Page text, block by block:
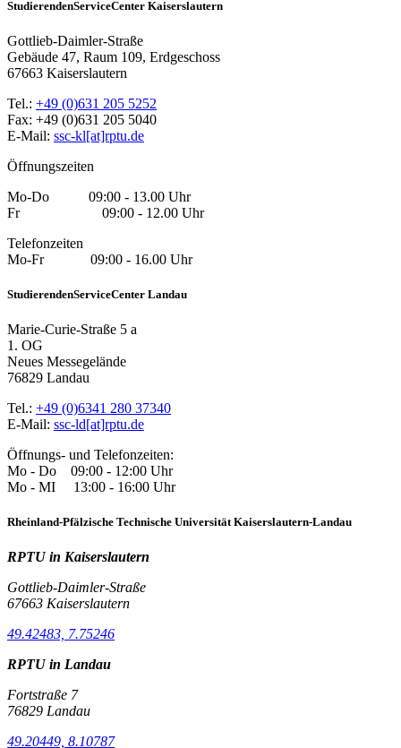
StudierendenServiceCenter Kaiserslautern
Gottlieb-Daimler-Straße
Gebäude 47, Raum 109, Erdgeschoss
67663 Kaiserslautern
Tel.: +49 (0)631 205 5252
Fax: +49 (0)631 205 5040
E-Mail: ssc-kl[at]rptu.de
Öffnungszeiten
Mo-Do 09:00 - 13.00 Uhr
Fr 09:00 - 12.00 Uhr
Telefonzeiten
Mo-Fr 09:00 - 16.00 Uhr
StudierendenServiceCenter Landau
Marie-Curie-Straße 5 a
1. OG
Neues Messegelände
76829 Landau
Tel.: +49 (0)6341 280 37340
E-Mail: ssc-ld[at]rptu.de
Öffnungs- und Telefonzeiten:
Mo - Do 09:00 - 12:00 Uhr
Mo - MI 13:00 - 16:00 Uhr
Rheinland-Pfälzische Technische Universität Kaiserslautern-Landau
RPTU in Kaiserslautern
Gottlieb-Daimler-Straße
67663 Kaiserslautern
49.42483, 7.75246
RPTU in Landau
Fortstraße 7
76829 Landau
49.20449, 8.10787